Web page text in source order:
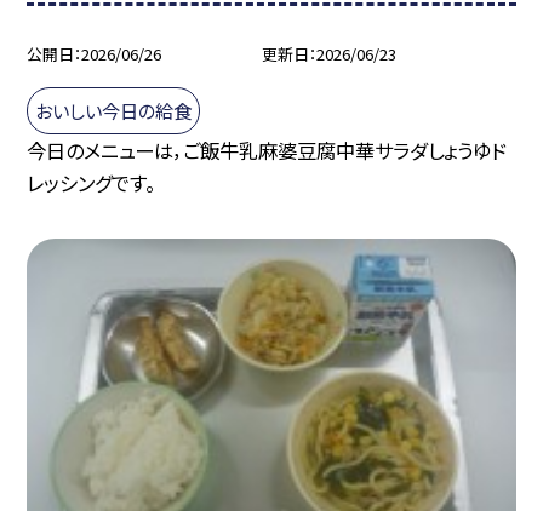
公開日 2026/06/26 更新日 2026/06/23
おいしい今日の給食
今日のメニューは，ご飯牛乳麻婆豆腐中華サラダしょうゆド
レッシングです。